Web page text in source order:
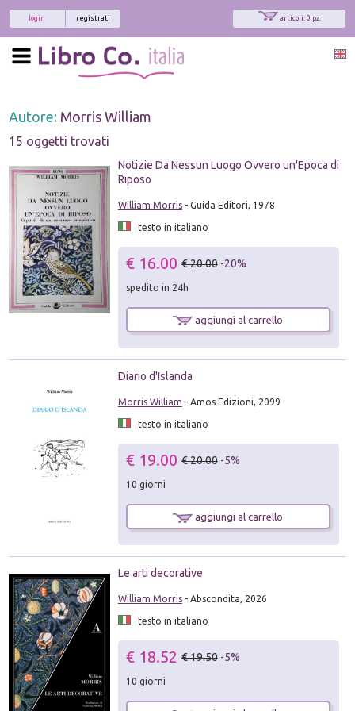
articoli: 0 pz.
registrati
login
Autore: Morris William
15 oggetti trovati
Notizie Da Nessun Luogo Ovvero un'Epoca di
Riposo
William Morris- Guida Editori, 1978
testo in italiano
€ 16.00 € 20.00 -20%
spedito in 24h
aggiungi al carrello
Diario d'Islanda
Morris William - Amos Edizioni, 2099
testo in italiano
€ 19.00 € 20.00 -5%
10 giorni
aggiungi al carrello
Le arti decorative
William Morris- Abscondita, 2026
testo in italiano
€ 18.52 € 19.50 -5%
10 giorni